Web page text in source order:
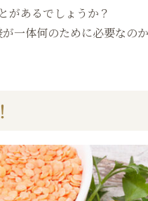
があるでしょうか？
一体何のために必要なの